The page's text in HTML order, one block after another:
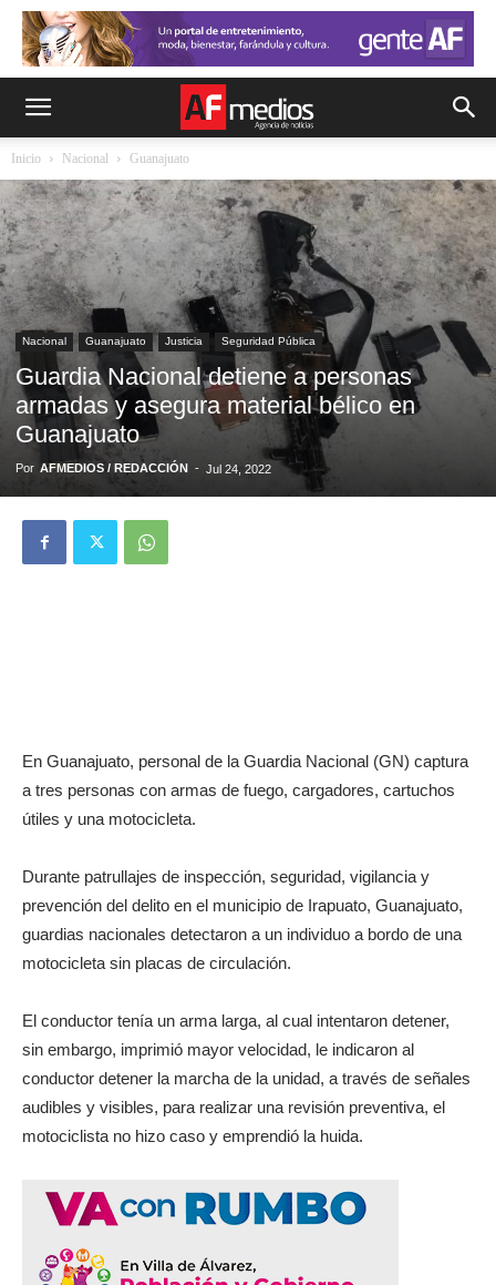
Inicio Nacional Guanajuato
Nacional Guanajuato Justicia Seguridad Pública
Guardia Nacional detiene a personas
armadas y asegura material bélico en
Guanajuato
Por AFMEDIOS / REDACCIÓN - Jul 24, 2022
En Guanajuato, personal de la Guardia Nacional (GN) captura
a tres personas con armas de fuego, cargadores, cartuchos
útiles y una motocicleta.
Durante patrullajes de inspección, seguridad, vigilancia y
prevención del delito en el municipio de Irapuato, Guanajuato,
guardias nacionales detectaron a un individuo a bordo de una
motocicleta sin placas de circulación.
El conductor tenía un arma larga, al cual intentaron detener,
sin embargo, imprimió mayor velocidad, le indicaron al
conductor detener la marcha de la unidad, a través de señales
audibles y visibles, para realizar una revisión preventiva, el
motociclista no hizo caso y emprendió la huida.